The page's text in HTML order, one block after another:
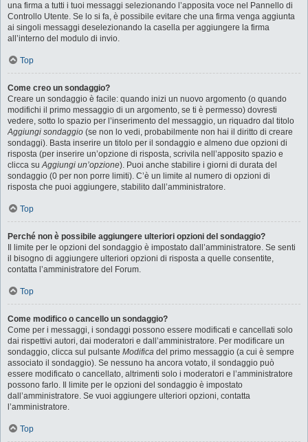
una firma a tutti i tuoi messaggi selezionando l’apposita voce nel Pannello di
Controllo Utente. Se lo si fa, è possibile evitare che una firma venga aggiunta
ai singoli messaggi deselezionando la casella per aggiungere la firma
all’interno del modulo di invio.
Top
Come creo un sondaggio?
Creare un sondaggio è facile: quando inizi un nuovo argomento (o quando
modifichi il primo messaggio di un argomento, se ti è permesso) dovresti
vedere, sotto lo spazio per l’inserimento del messaggio, un riquadro dal titolo
Aggiungi sondaggio (se non lo vedi, probabilmente non hai il diritto di creare
sondaggi). Basta inserire un titolo per il sondaggio e almeno due opzioni di
risposta (per inserire un’opzione di risposta, scrivila nell’apposito spazio e
clicca suAggiungi un’opzione). Puoi anche stabilire i giorni di durata del
sondaggio (0 per non porre limiti). C’è un limite al numero di opzioni di
risposta che puoi aggiungere, stabilito dall’amministratore.
Top
Perché non è possibile aggiungere ulteriori opzioni del sondaggio?
Il limite per le opzioni del sondaggio è impostato dall’amministratore. Se senti
il bisogno di aggiungere ulteriori opzioni di risposta a quelle consentite,
contatta l’amministratore del Forum.
Top
Come modifico o cancello un sondaggio?
Come per i messaggi, i sondaggi possono essere modificati e cancellati solo
dai rispettivi autori, dai moderatori e dall’amministratore. Per modificare un
sondaggio, clicca sul pulsante Modifica del primo messaggio (a cui è sempre
associato il sondaggio). Se nessuno ha ancora votato, il sondaggio può
essere modificato o cancellato, altrimenti solo i moderatori e l’amministratore
possono farlo. Il limite per le opzioni del sondaggio è impostato
dall’amministratore. Se vuoi aggiungere ulteriori opzioni, contatta
l’amministratore.
Top